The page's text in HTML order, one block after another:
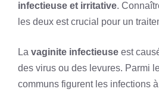
infectieuse et irritative.
les deux est crucial pour un
La vaginite infectieuse est
des virus ou des levures. Parmi
communs figurent les infections